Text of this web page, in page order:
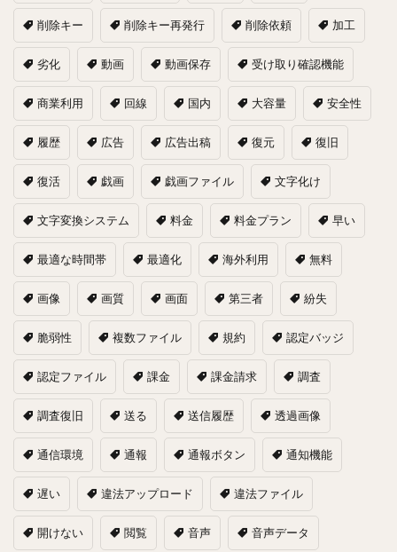
削除キー 削除キー再発行 削除依頼 加工
劣化 動画 動画保存 受け取り確認機能
商業利用 回線 国内 大容量 安全性
履歴 広告 広告出稿 復元 復旧
復活 戯画 戯画ファイル 文字化け
文字変換システム 料金 料金プラン 早い
最適な時間帯 最適化 海外利用 無料
画像 画質 画面 第三者 紛失
脆弱性 複数ファイル 規約 認定バッジ
認定ファイル 課金 課金請求 調査
調査復旧 送る 送信履歴 透過画像
通信環境 通報 通報ボタン 通知機能
遅い 違法アップロード 違法ファイル
開けない 閲覧 音声 音声データ